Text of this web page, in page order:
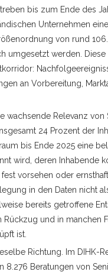
bis zum Ende des
Unternehmen
von rund
umgesetzt werden.
an Vorbereitung,
wachsende Relevanz
24 Prozent der
bis Ende 2025 eine
wird, deren Inhabende
vorsehen oder
in den Daten nicht
bereits getroffene
und in manchen
ist.
Richtung. Im DIHK-
Beratungen von